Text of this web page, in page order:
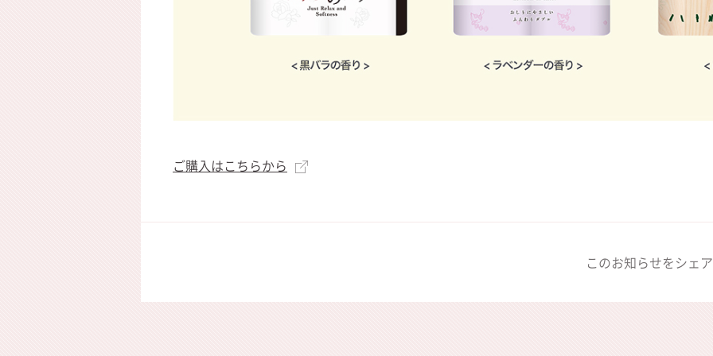
ご購入はこちらから
このお知らせをシェ